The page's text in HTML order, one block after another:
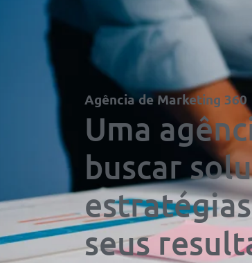
Agência de Marketing 360
Uma
buscar
seus